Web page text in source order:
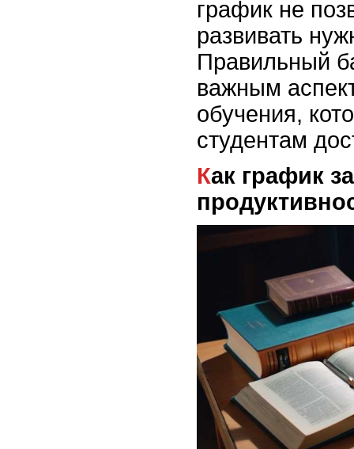
график не
развивать
Правильный
важным
обучения,
студентам
Как график занятий влияет на